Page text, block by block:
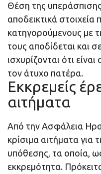
Θέση της
αποδεικτικά στοιχεία
κατηγορούμενους με
τους αποδίδεται και
ισχυρίζονται ότι
τον άτυχο πατέρα.
Εκκρεμείς
αιτήματα
Από την Ασφάλεια
κρίσιμα αιτήματα για
υπόθεσης, τα οποία,
εκκρεμότητα.